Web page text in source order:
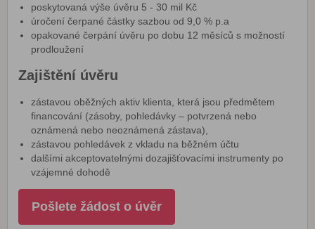
poskytovaná výše úvěru 5 - 30 mil Kč
úročení čerpané částky sazbou od 9,0 % p.a
opakované čerpání úvěru po dobu 12 měsíců s možností
prodloužení
Zajištění úvěru
zástavou oběžných aktiv klienta, která jsou předmětem
financování (zásoby, pohledávky – potvrzená nebo
oznámená nebo neoznámená zástava),
zástavou pohledávek z vkladu na běžném účtu
dalšími akceptovatelnými dozajišťovacími instrumenty po
vzájemné dohodě
Pošlete žádost o úvěr